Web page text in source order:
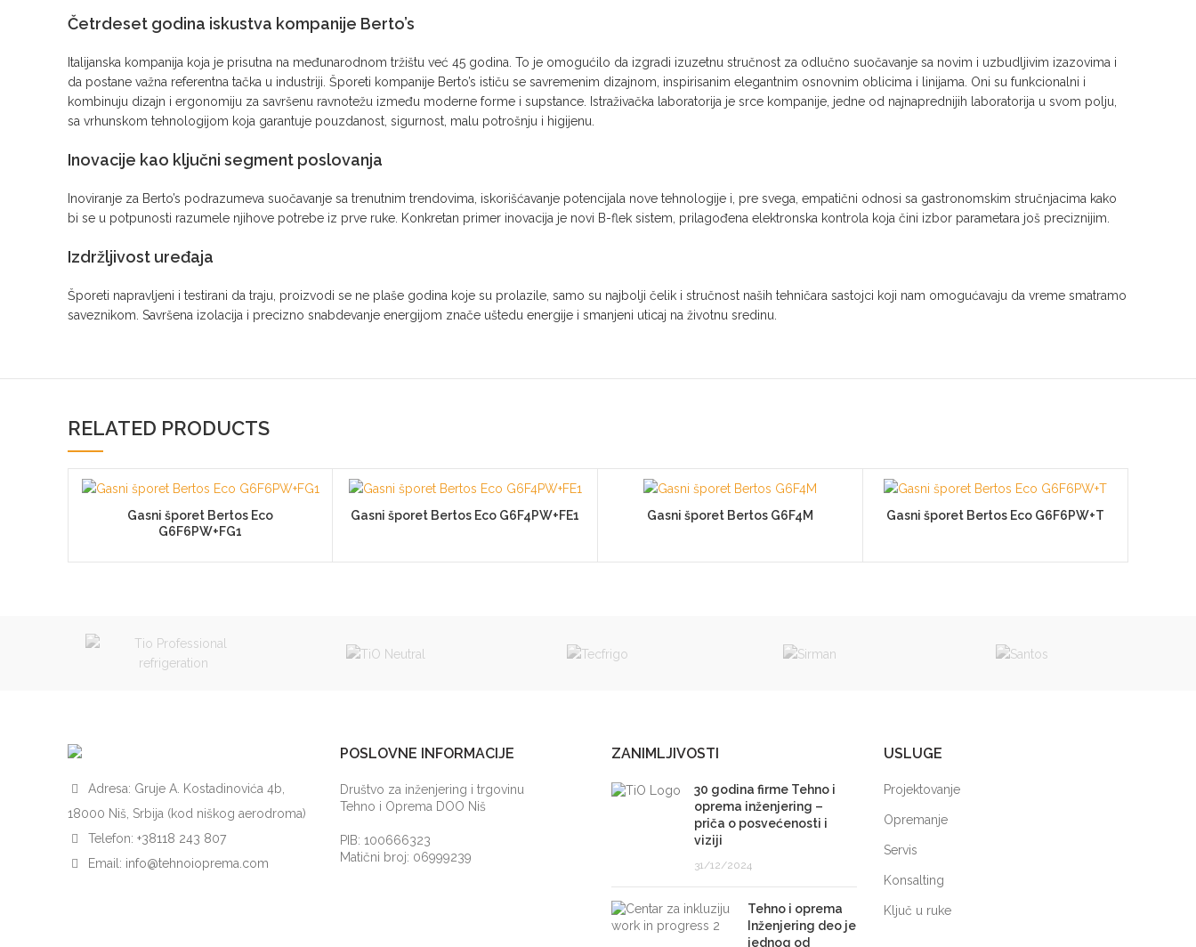
Četrdeset godina iskustva kompanije Berto’s
Italijanska kompanija koja je prisutna na međunarodnom tržištu već 45 godina. To je omogućilo da izgradi izuzetnu stručnost za odlučno suočavanje sa novim i uzbudljivim izazovima i
da postane važna referentna tačka u industriji. Šporeti kompanije Berto’s ističu se savremenim dizajnom, inspirisanim elegantnim osnovnim oblicima i linijama. Oni su funkcionalni i
kombinuju dizajn i ergonomiju za savršenu ravnotežu između moderne forme i supstance. Istraživačka laboratorija je srce kompanije, jedne od najnaprednijih laboratorija u svom polju,
sa vrhunskom tehnologijom koja garantuje pouzdanost, sigurnost, malu potrošnju i higijenu.
Inovacije kao ključni segment poslovanja
Inoviranje za Berto’s podrazumeva suočavanje sa trenutnim trendovima, iskorišćavanje potencijala nove tehnologije i, pre svega, empatični odnosi sa gastronomskim stručnjacima kako
bi se u potpunosti razumele njihove potrebe iz prve ruke. Konkretan primer inovacija je novi B-flek sistem, prilagođena elektronska kontrola koja čini izbor parametara još preciznijim.
Izdržljivost uređaja
Šporeti napravljeni i testirani da traju, proizvodi se ne plaše godina koje su prolazile, samo su najbolji čelik i stručnost naših tehničara sastojci koji nam omogućavaju da vreme smatramo
saveznikom. Savršena izolacija i precizno snabdevanje energijom znače uštedu energije i smanjeni uticaj na životnu sredinu.
RELATED PRODUCTS
Gasni šporet Bertos Eco
G6F6PW+FG1
Gasni šporet Bertos Eco G6F4PW+FE1 Gasni šporet Bertos G6F4M Gasni šporet Bertos Eco G6F6PW+T
Adresa: Gruje A. Kostadinovića 4b,
18000 Niš, Srbija (kod niškog aerodroma)
Telefon: +38118 243 807
Email: info@tehnoioprema.com
POSLOVNE INFORMACIJE
Društvo za inženjering i trgovinu
Tehno i Oprema DOO Niš
PIB: 100666323
Matični broj: 06999239
ZANIMLJIVOSTI
30 godina firme Tehno i
oprema inženjering –
priča o posvećenosti i
viziji
31/12/2024
Tehno i oprema
Inženjering deo je
jednog od
USLUGE
Projektovanje
Opremanje
Servis
Konsalting
Ključ u ruke